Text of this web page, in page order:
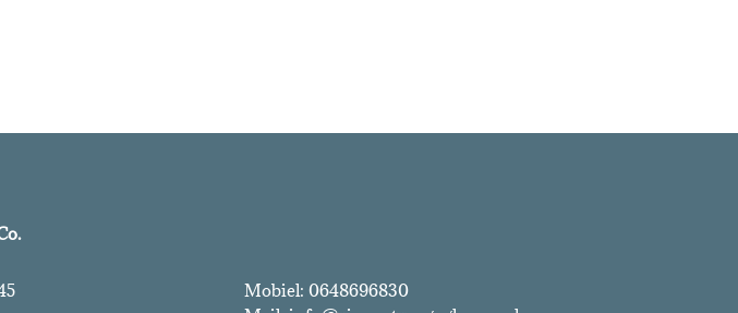
Mobiel: 0648696830